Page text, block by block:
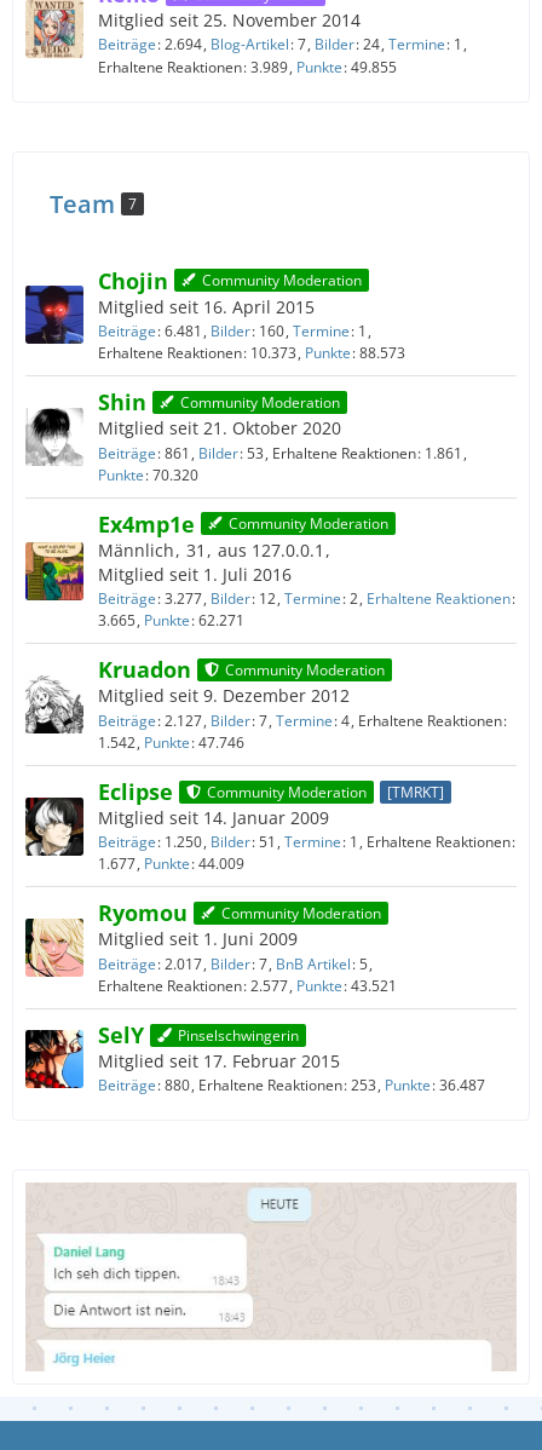
Mitglied seit 25. November 2014
Beiträge 2.694 Blog-Artikel 7 Bilder 24 Termine 1
Erhaltene Reaktionen 3.989 Punkte 49.855
Team 7
Chojin Community Moderation
Mitglied seit 16. April 2015
Beiträge 6.481 Bilder 160 Termine 1
Erhaltene Reaktionen 10.373 Punkte 88.573
Shin Community Moderation
Mitglied seit 21. Oktober 2020
Beiträge 861 Bilder 53 Erhaltene Reaktionen 1.861
Punkte 70.320
Ex4mp1e Community Moderation
Männlich 31
aus 127.0.0.1
Mitglied seit 1. Juli 2016
Beiträge 3.277 Bilder 12 Termine 2 Erhaltene Reaktionen
3.665 Punkte 62.271
Kruadon Community Moderation
Mitglied seit 9. Dezember 2012
Beiträge 2.127 Bilder 7 Termine 4 Erhaltene Reaktionen
1.542 Punkte 47.746
Eclipse Community Moderation [TMRKT]
Mitglied seit 14. Januar 2009
Beiträge 1.250 Bilder 51 Termine 1 Erhaltene Reaktionen
1.677 Punkte 44.009
Ryomou Community Moderation
Mitglied seit 1. Juni 2009
Beiträge 2.017 Bilder 7 BnB Artikel 5
Erhaltene Reaktionen 2.577 Punkte 43.521
SelY Pinselschwingerin
Mitglied seit 17. Februar 2015
Beiträge 880 Erhaltene Reaktionen 253 Punkte 36.487